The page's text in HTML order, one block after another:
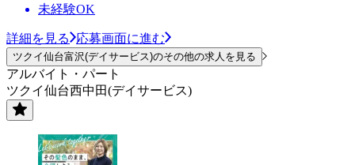
未経験OK
詳細を見る 応募画面に進む
ツクイ仙台富沢(デイサービス)のその他の求人を見る
アルバイト・パート
ツクイ仙台西中田(デイサービス)